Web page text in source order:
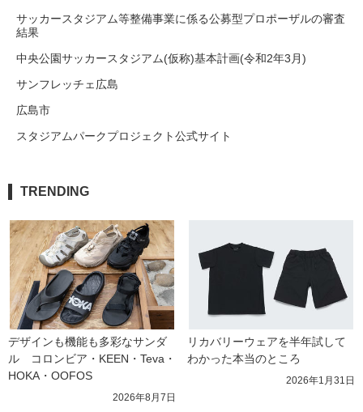
サッカースタジアム等整備事業に係る公募型プロポーザルの審査
結果
中央公園サッカースタジアム(仮称)基本計画(令和2年3月)
サンフレッチェ広島
広島市
スタジアムパークプロジェクト公式サイト
TRENDING
デザインも機能も多彩なサンダ
ル　コロンビア・KEEN・Teva・
HOKA・OOFOS
2026年8月7日
リカバリーウェアを半年試して
わかった本当のところ
2026年1月31日